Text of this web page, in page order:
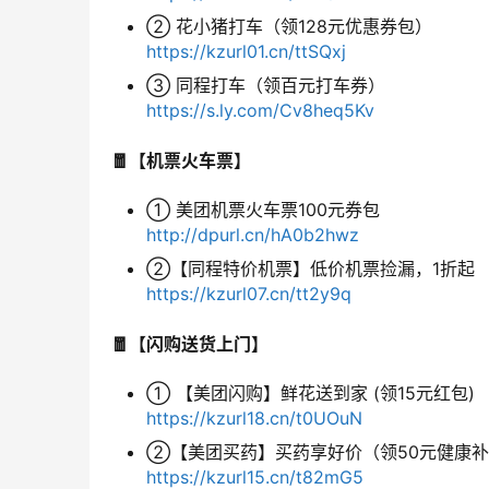
② 花小猪打车（领128元优惠券包）
https://kzurl01.cn/ttSQxj
③ 同程打车（领百元打车券）
https://s.ly.com/Cv8heq5Kv
🧧【机票火车票】
① 美团机票火车票100元券包
http://dpurl.cn/hA0b2hwz
②【同程特价机票】低价机票捡漏，1折起
https://kzurl07.cn/tt2y9q
🧧【闪购送货上门】
① 【美团闪购】鲜花送到家 (领15元红包)
https://kzurl18.cn/t0UOuN
②【美团买药】买药享好价（领50元健康
https://kzurl15.cn/t82mG5